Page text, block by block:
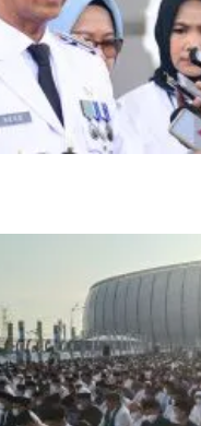
DKI berencana